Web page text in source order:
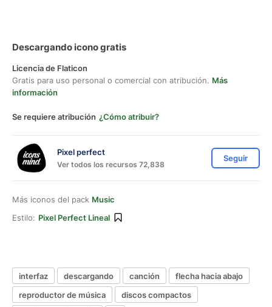
Descargando icono gratis
Licencia de Flaticon
Gratis para uso personal o comercial con atribución. Más
información
Se requiere atribución ¿Cómo atribuir?
Pixel perfect
Ver todos los recursos 72,838
Seguir
Más iconos del pack Music
Estilo: Pixel Perfect Lineal
interfaz descargando canción
flecha hacia abajo
reproductor de música
discos compactos